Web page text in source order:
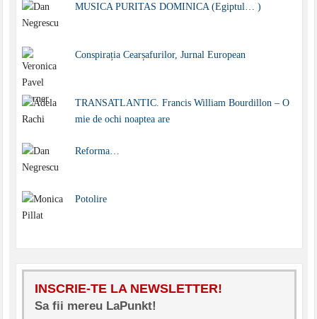
MUSICA PURITAS DOMINICA (Egiptul… )
Conspirația Cearșafurilor, Jurnal European
TRANSATLANTIC. Francis William Bourdillon – O
mie de ochi noaptea are
Reforma…
Potolire
INSCRIE-TE LA NEWSLETTER!
Sa fii mereu LaPunkt!